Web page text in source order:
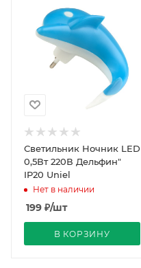
Светильник Ночник LED
0,5Вт 220В Дельфин"
IP20 Uniel
Нет в наличии
199 ₽/шт
В КОРЗИНУ